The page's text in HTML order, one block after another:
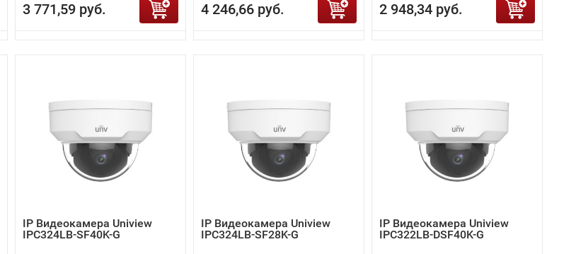
3 771,59 руб. 4 246,66 руб. 2 948,34 руб.
IP Видеокамера Uniview
IPC324LB-SF40K-G
IP Видеокамера Uniview
IPC324LB-SF28K-G
IP Видеокамера Uniview
IPC322LB-DSF40K-G